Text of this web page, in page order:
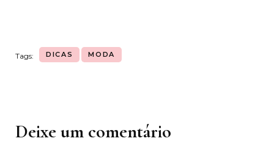
Tags: DICAS MODA
Navegação
Deixe um comentário